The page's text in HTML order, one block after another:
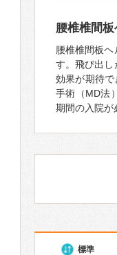
腰椎椎間
腰椎椎間板
す。飛び出し
効果が期待
手術（MD法
期間の入院が
標準